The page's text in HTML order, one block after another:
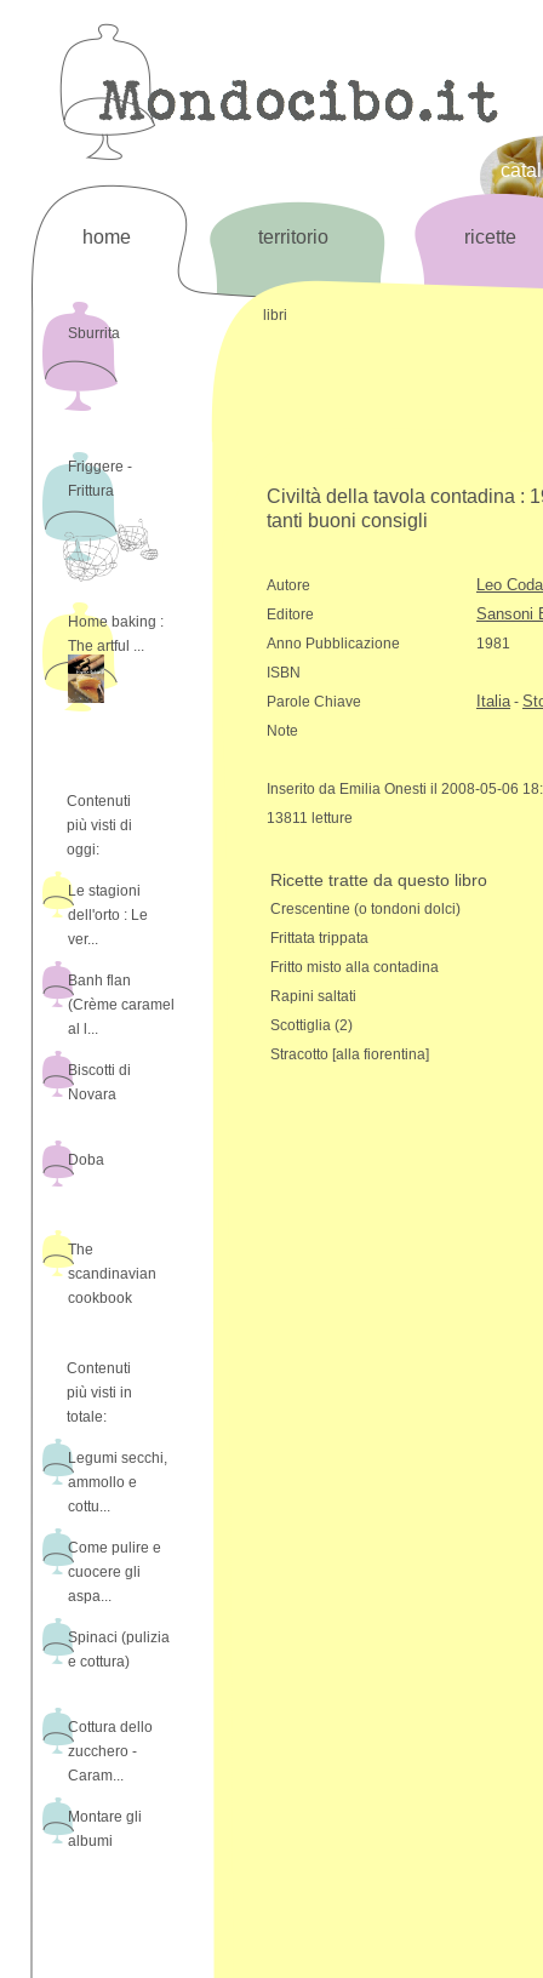
home territorio ricette
Sburrita
Friggere -
Frittura
Home baking :
The artful ...
Contenuti
più visti di
oggi:
Le stagioni
dell'orto : Le
ver...
Banh flan
(Crème caramel
al l...
Biscotti di
Novara
Doba
The
scandinavian
cookbook
Contenuti
più visti in
totale:
Legumi secchi,
ammollo e
cottu...
Come pulire e
cuocere gli
aspa...
Spinaci (pulizia
e cottura)
Cottura dello
zucchero -
Caram...
Montare gli
albumi
libri
Civiltà della tavola contadina :
tanti buoni consigli
Autore Leo
Editore Sansoni
Anno Pubblicazione
1981
ISBN
Parole Chiave
Italia-
Note
Inserito da Emilia Onesti il 2008-05-06
13811 letture
Ricette tratte da questo libro
Crescentine (o tondoni dolci)
Frittata trippata
Fritto misto alla contadina
Rapini saltati
Scottiglia (2)
Stracotto [alla fiorentina]